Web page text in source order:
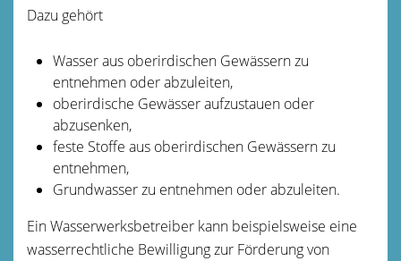
Dazu gehört
Wasser aus oberirdischen Gewässern zu
entnehmen oder abzuleiten,
oberirdische Gewässer aufzustauen oder
abzusenken,
feste Stoffe aus oberirdischen Gewässern zu
entnehmen,
Grundwasser zu entnehmen oder abzuleiten.
Ein Wasserwerksbetreiber kann beispielsweise eine
wasserrechtliche Bewilligung zur Förderung von